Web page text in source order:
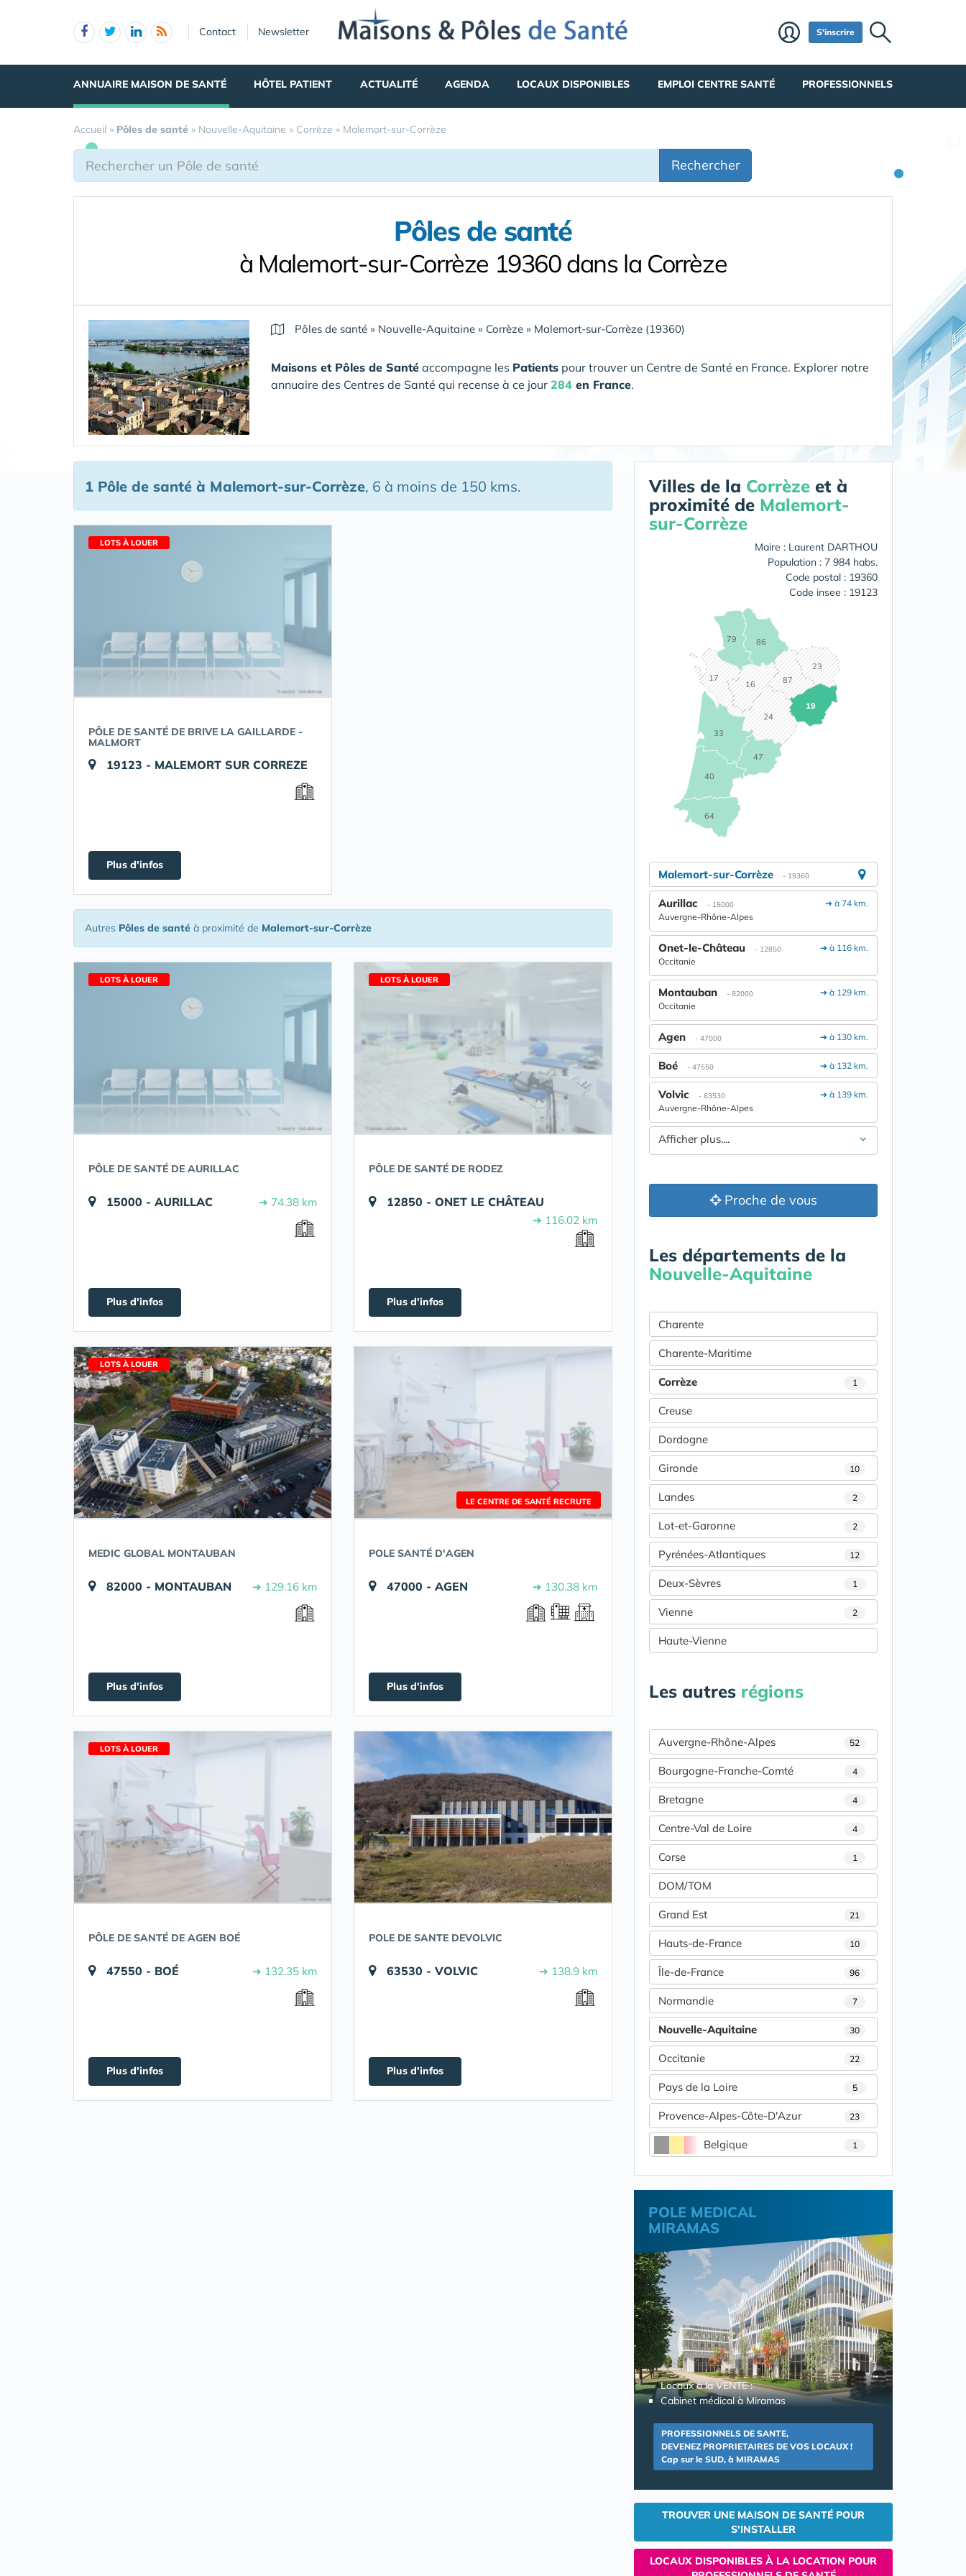
Contact Newsletter S'inscrire
ANNUAIRE MAISON DE SANTÉ HÔTEL PATIENT ACTUALITÉ AGENDA LOCAUX DISPONIBLES EMPLOI CENTRE SANTÉ PROFESSIONNELS
Accueil » Pôles de santé » Nouvelle-Aquitaine » Corrèze » Malemort-sur-Corrèze
Rechercher
Pôles de santé
à Malemort-sur-Corrèze 19360 dans la Corrèze
Pôles de santé » Nouvelle-Aquitaine » Corrèze » Malemort-sur-Corrèze (19360)
Maisons et Pôles de Santé accompagne les Patients pour trouver un Centre de Santé en France. Explorer notre
annuaire des Centres de Santé qui recense à ce jour 284 en France.
1 Pôle de santé à Malemort-sur-Corrèze, 6 à moins de 150 kms.
LOTS À LOUER
PÔLE DE SANTÉ DE BRIVE LA GAILLARDE -
MALMORT
19123 - MALEMORT SUR CORREZE
Plus d'infos
Autres Pôles de santé à proximité de Malemort-sur-Corrèze
LOTS À LOUER
PÔLE DE SANTÉ DE AURILLAC
15000 - AURILLAC ➔ 74.38 km
Plus d'infos
LOTS À LOUER
PÔLE DE SANTÉ DE RODEZ
12850 - ONET LE CHÂTEAU
➔ 116.02 km
Plus d'infos
LOTS À LOUER
MEDIC GLOBAL MONTAUBAN
82000 - MONTAUBAN ➔ 129.16 km
Plus d'infos
LE CENTRE DE SANTÉ RECRUTE
POLE SANTÉ D'AGEN
47000 - AGEN ➔ 130.38 km
Plus d'infos
LOTS À LOUER
PÔLE DE SANTÉ DE AGEN BOÉ
47550 - BOÉ ➔ 132.35 km
Plus d'infos
POLE DE SANTE DEVOLVIC
63530 - VOLVIC ➔ 138.9 km
Plus d'infos
Villes de la Corrèze et à
proximité de Malemort-
sur-Corrèze
Maire : Laurent DARTHOU
Population : 7 984 habs.
Code postal : 19360
Code insee : 19123
16
17
19
23
24
33
40
47
64
79 86
87
Malemort-sur-Corrèze - 19360
➔ à 74 km.
Aurillac - 15000
Auvergne-Rhône-Alpes
➔ à 116 km.
Onet-le-Château - 12850
Occitanie
➔ à 129 km.
Montauban - 82000
Occitanie
➔ à 130 km.
Agen - 47000
➔ à 132 km.
Boé - 47550
➔ à 139 km.
Volvic - 63530
Auvergne-Rhône-Alpes
Afficher plus....
Proche de vous
Les départements de la
Nouvelle-Aquitaine
Charente
Charente-Maritime
Corrèze 1
Creuse
Dordogne
Gironde 10
Landes 2
Lot-et-Garonne 2
Pyrénées-Atlantiques 12
Deux-Sèvres 1
Vienne 2
Haute-Vienne
Les autres régions
Auvergne-Rhône-Alpes 52
Bourgogne-Franche-Comté 4
Bretagne 4
Centre-Val de Loire 4
Corse 1
DOM/TOM
Grand Est 21
Hauts-de-France 10
Île-de-France 96
Normandie 7
Nouvelle-Aquitaine 30
Occitanie 22
Pays de la Loire 5
Provence-Alpes-Côte-D'Azur 23
Belgique 1
POLE MEDICAL
MIRAMAS
Locaux à la VENTE :
Cabinet médical à Miramas
PROFESSIONNELS DE SANTE,
DEVENEZ PROPRIETAIRES DE VOS LOCAUX !
Cap sur le SUD, à MIRAMAS
TROUVER UNE MAISON DE SANTÉ POUR
S'INSTALLER
LOCAUX DISPONIBLES À LA LOCATION POUR